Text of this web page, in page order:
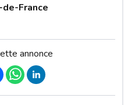
France
annonce